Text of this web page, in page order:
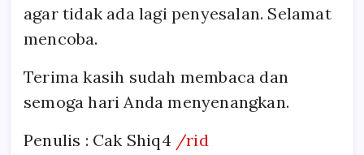
agar tidak ada lagi penyesalan. Selamat
mencoba.
Terima kasih sudah membaca dan
semoga hari Anda menyenangkan.
Penulis : Cak Shiq4 /rid